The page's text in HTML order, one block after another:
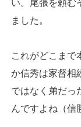
い。尾張を頼む
ました。
これがどこまで
か信秀は家督相
ではなく弟だっ
んですよね（信